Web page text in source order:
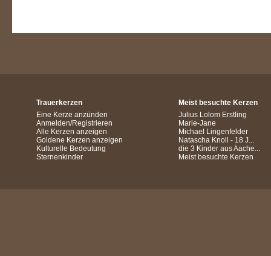
Trauerkerzen
Eine Kerze anzünden
Anmelden/Registrieren
Alle Kerzen anzeigen
Goldene Kerzen anzeigen
Kulturelle Bedeutung
Sternenkinder
Meist besuchte Kerzen
Julius Lolom Erstling
Marie-Jane
Michael Lingenfelder
Natascha Knoll - 18 J...
die 3 Kinder aus Aache...
Meist besuchte Kerzen